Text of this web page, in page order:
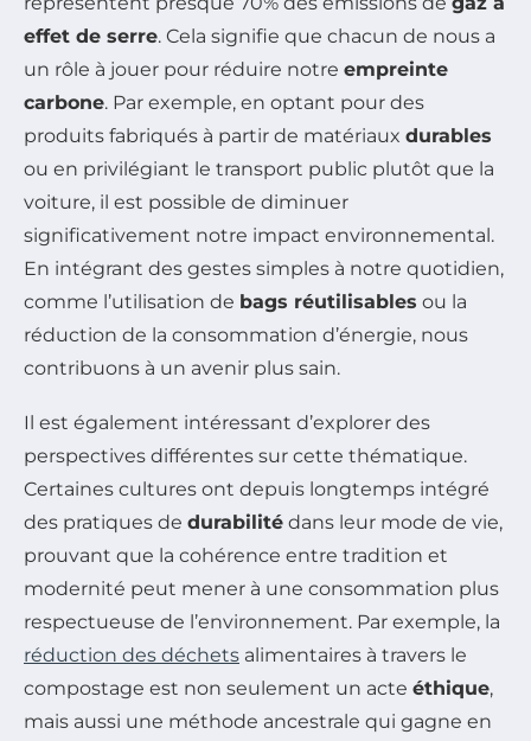
effet de serre. Cela signifie que chacun de nous a
un rôle à jouer pour réduire notre empreinte
carbone. Par exemple, en optant pour des
produits fabriqués à partir de matériaux durables
ou en privilégiant le transport public plutôt que la
voiture, il est possible de diminuer
significativement notre impact environnemental.
En intégrant des gestes simples à notre quotidien,
comme l’utilisation de bags réutilisables ou la
réduction de la consommation d’énergie, nous
contribuons à un avenir plus sain.
Il est également intéressant d’explorer des
perspectives différentes sur cette thématique.
Certaines cultures ont depuis longtemps intégré
des pratiques de durabilité dans leur mode de vie,
prouvant que la cohérence entre tradition et
modernité peut mener à une consommation plus
respectueuse de l’environnement. Par exemple, la
réduction des déchets alimentaires à travers le
compostage est non seulement un acte éthique,
mais aussi une méthode ancestrale qui gagne en